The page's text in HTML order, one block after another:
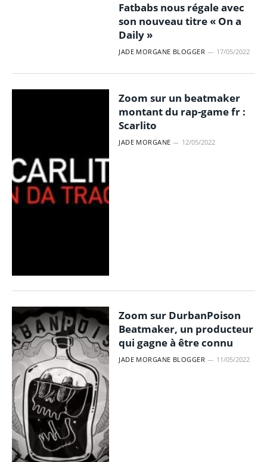
Fatbabs nous régale avec
son nouveau titre « On a
Daily »
JADE MORGANE BLOGGER 17/05/2022
Zoom sur un beatmaker
montant du rap-game fr :
Scarlito
JADE MORGANE 12/05/2022
Zoom sur DurbanPoison
Beatmaker, un producteur
qui gagne à être connu
JADE MORGANE BLOGGER 11/05/2022